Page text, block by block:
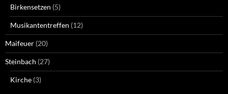
Birkensetzen (5)
Musikantentreffen (12)
Maifeuer (20)
Steinbach (27)
Kirche (3)